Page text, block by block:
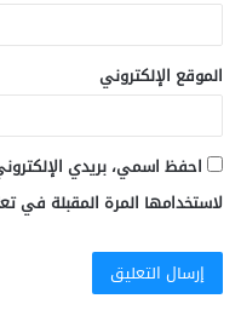
الموقع الإلكتروني
احفظ اسمي، بريدي
لاستخدامها المرة المقبلة في